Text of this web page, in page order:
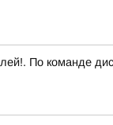
По команде